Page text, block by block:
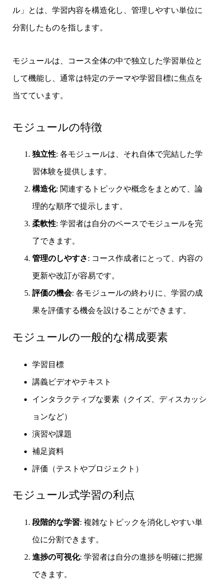
ル」とは、学習内容を構造化し、管理しやすい単位に
分割したものを指します。
モジュールは、コース全体の中で独立した学習単位と
して機能し、通常は特定のテーマや学習目標に焦点を
当てています。
モジュールの特徴
独立性: 各モジュールは、それ自体で完結した学
習体験を提供します。
構造化: 関連するトピックや概念をまとめて、論
理的な順序で提示します。
柔軟性: 学習者は自分のペースでモジュールを完
了できます。
管理のしやすさ: コース作成者にとって、内容の
更新や改訂が容易です。
評価の機会: 各モジュールの終わりに、学習の成
果を評価する機会を設けることができます。
モジュールの一般的な構成要素
学習目標
講義ビデオやテキスト
インタラクティブな要素（クイズ、ディスカッシ
ョンなど）
演習や課題
補足資料
評価（テストやプロジェクト）
モジュール式学習の利点
段階的な学習: 複雑なトピックを消化しやすい単
位に分割できます。
進捗の可視化: 学習者は自分の進捗を明確に把握
できます。